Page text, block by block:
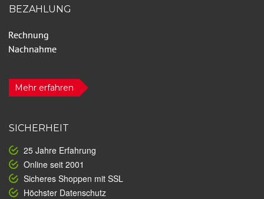
BEZAHLUNG
Mehr erfahren
SICHERHEIT
25 Jahre Erfahrung
Online seit 2001
Sicheres Shoppen mit SSL
Höchster Datenschutz